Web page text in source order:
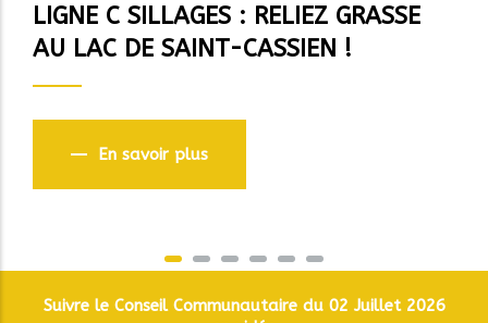
LIGNE C SILLAGES : RELIEZ GRASSE
AU LAC DE SAINT-CASSIEN !
En savoir plus
Suivre le Conseil Communautaire du 02 Juillet 2026